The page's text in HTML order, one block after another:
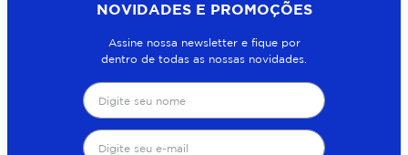
NOVIDADES E PROMOÇÕES
Assine nossa newsletter e fique por
dentro de todas as nossas novidades.